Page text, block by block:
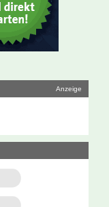
Anzeige